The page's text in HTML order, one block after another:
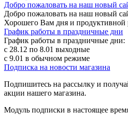
Добро пожаловать на наш новый
Добро пожаловать на наш новый
Хорошего Вам дня и продуктивной
График работы в праздничные дни
График работы в праздничные дни:
с 28.12 по 8.01 выходные
с 9.01 в обычном режиме
Подписка на новости магазина
Подпишитесь на рассылку и
акции нашего магазина.
Модуль подписки в настоящее